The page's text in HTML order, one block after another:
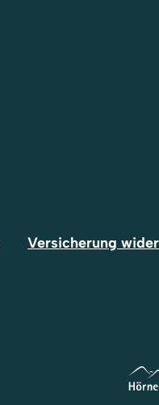
Versicherung